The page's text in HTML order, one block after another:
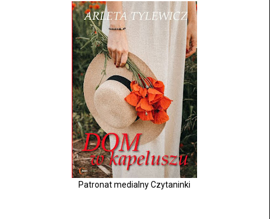
Patronat medialny Czytaninki